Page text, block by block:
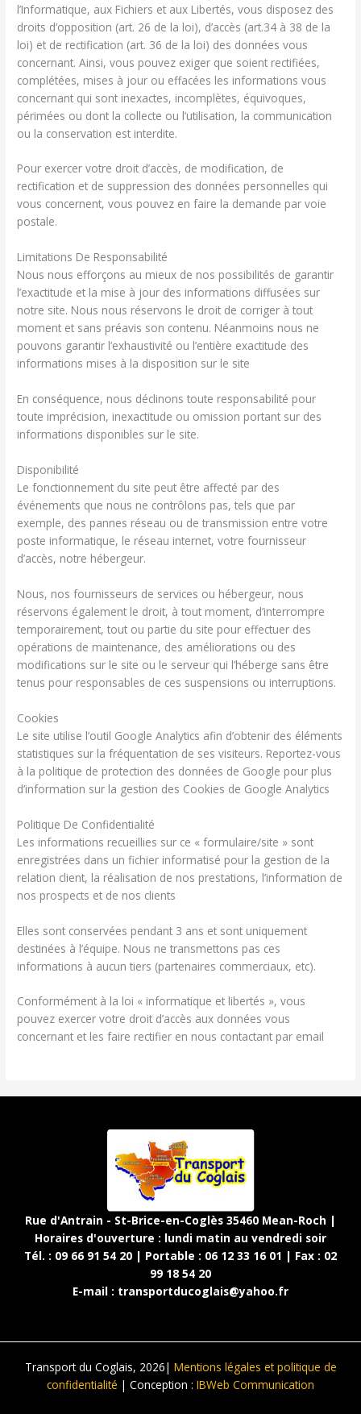
l’Informatique, aux Fichiers et aux Libertés, vous disposez des
droits d’opposition (art. 26 de la loi), d’accès (art.34 à 38 de la
loi) et de rectification (art. 36 de la loi) des données vous
concernant. Ainsi, vous pouvez exiger que soient rectifiées,
complétées, mises à jour ou effacées les informations vous
concernant qui sont inexactes, incomplètes, équivoques,
périmées ou dont la collecte ou l’utilisation, la communication
ou la conservation est interdite.
Pour exercer votre droit d’accès, de modification, de
rectification et de suppression des données personnelles qui
vous concernent, vous pouvez en faire la demande par voie
postale.
Limitations De Responsabilité
Nous nous efforçons au mieux de nos possibilités de garantir
l’exactitude et la mise à jour des informations diffusées sur
notre site. Nous nous réservons le droit de corriger à tout
moment et sans préavis son contenu. Néanmoins nous ne
pouvons garantir l’exhaustivité ou l’entière exactitude des
informations mises à la disposition sur le site
En conséquence, nous déclinons toute responsabilité pour
toute imprécision, inexactitude ou omission portant sur des
informations disponibles sur le site.
Disponibilité
Le fonctionnement du site peut être affecté par des
événements que nous ne contrôlons pas, tels que par
exemple, des pannes réseau ou de transmission entre votre
poste informatique, le réseau internet, votre fournisseur
d’accès, notre hébergeur.
Nous, nos fournisseurs de services ou hébergeur, nous
réservons également le droit, à tout moment, d’interrompre
temporairement, tout ou partie du site pour effectuer des
opérations de maintenance, des améliorations ou des
modifications sur le site ou le serveur qui l’héberge sans être
tenus pour responsables de ces suspensions ou interruptions.
Cookies
Le site utilise l’outil Google Analytics afin d’obtenir des éléments
statistiques sur la fréquentation de ses visiteurs. Reportez-vous
à la politique de protection des données de Google pour plus
d’information sur la gestion des Cookies de Google Analytics
Politique De Confidentialité
Les informations recueillies sur ce « formulaire/site » sont
enregistrées dans un fichier informatisé pour la gestion de la
relation client, la réalisation de nos prestations, l’information de
nos prospects et de nos clients
Elles sont conservées pendant 3 ans et sont uniquement
destinées à l’équipe. Nous ne transmettons pas ces
informations à aucun tiers (partenaires commerciaux, etc).
Conformément à la loi « informatique et libertés », vous
pouvez exercer votre droit d’accès aux données vous
concernant et les faire rectifier en nous contactant par email
Rue d'Antrain - St-Brice-en-Coglès 35460 Mean-Roch |
Horaires d'ouverture : lundi matin au vendredi soir
Tél. : 09 66 91 54 20 | Portable : 06 12 33 16 01 | Fax : 02
99 18 54 20
E-mail : transportducoglais@yahoo.fr
Transport du Coglais, 2026| Mentions légales et politique de
confidentialité | Conception : IBWeb Communication